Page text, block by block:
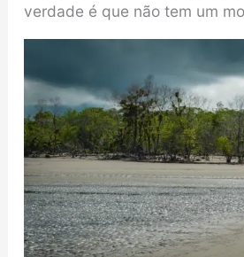
verdade é que não tem um